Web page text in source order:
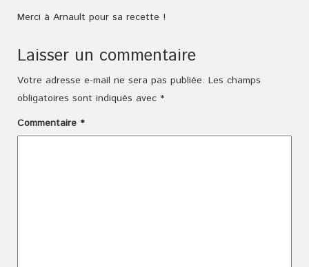
Merci à Arnault pour sa recette !
Laisser un commentaire
Votre adresse e-mail ne sera pas publiée. Les champs
obligatoires sont indiqués avec *
Commentaire *